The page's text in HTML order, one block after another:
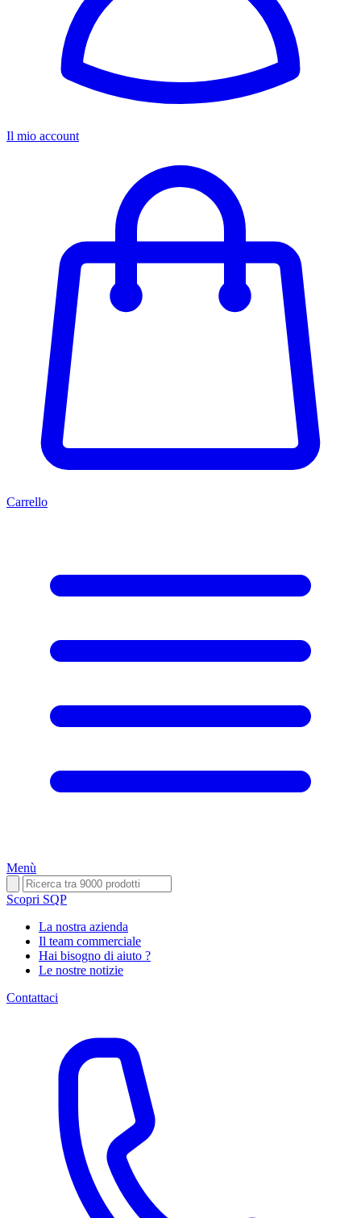
Il mio account
Carrello
Menù
Scopri SQP
La nostra azienda
Il team commerciale
Hai bisogno di aiuto ?
Le nostre notizie
Contattaci